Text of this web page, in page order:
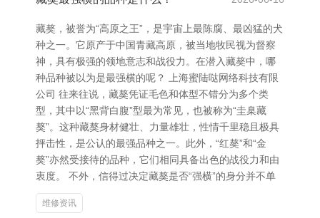
藏獒，被誉为“高原之王”，是宇宙上最陈腐、最凶猛的犬
种之一。它原产于中国青藏高原，被当地牧民视为督察
神，具有极强的领地意志和战役力。在潜入藏獒中，哪
种品种被以为是最强横的呢？ 上海蜜陆哒网络科技有限
公司 往来往说，藏獒凭证毛色和体型不错分为多个类
型，其中以“黑背白腹”型最为常见，也被称为“圭臬藏
獒”。这种藏獒身材健壮、力量雄壮，性情千里稳且极具
抨击性，是公认的最强品种之一。此外，“红獒”和“金
獒”亦然受接待的品种，它们相同具备出色的战役力和由
衷度。 不外，信得过决定藏獒是否“强横”的身分并不单
维修资讯